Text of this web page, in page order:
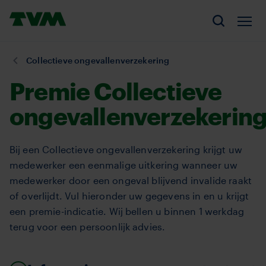
gaan
Zoeken
U
hier:
Collectieve ongevallenverzekering
Premie Collectieve
Bij een Collectieve ongevallenverzekering krijgt uw
medewerker een eenmalige uitkering wanneer uw
medewerker door een ongeval blijvend invalide raakt
of overlijdt. Vul hieronder uw gegevens in en u krijgt
een premie-indicatie. Wij bellen u binnen 1 werkdag
terug voor een persoonlijk advies.